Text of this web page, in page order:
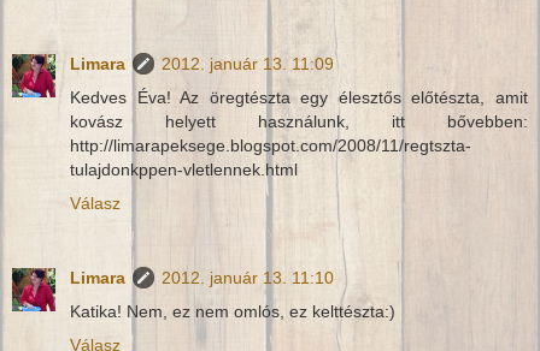
Limara
2012. január 13. 11:09
Kedves Éva! Az öregtészta egy élesztős előtészta, amit
kovász helyett használunk, itt bővebben:
http://limarapeksege.blogspot.com/2008/11/regtszta-
tulajdonkppen-vletlennek.html
Válasz
Limara
2012. január 13. 11:10
Katika! Nem, ez nem omlós, ez kelttészta:)
Válasz